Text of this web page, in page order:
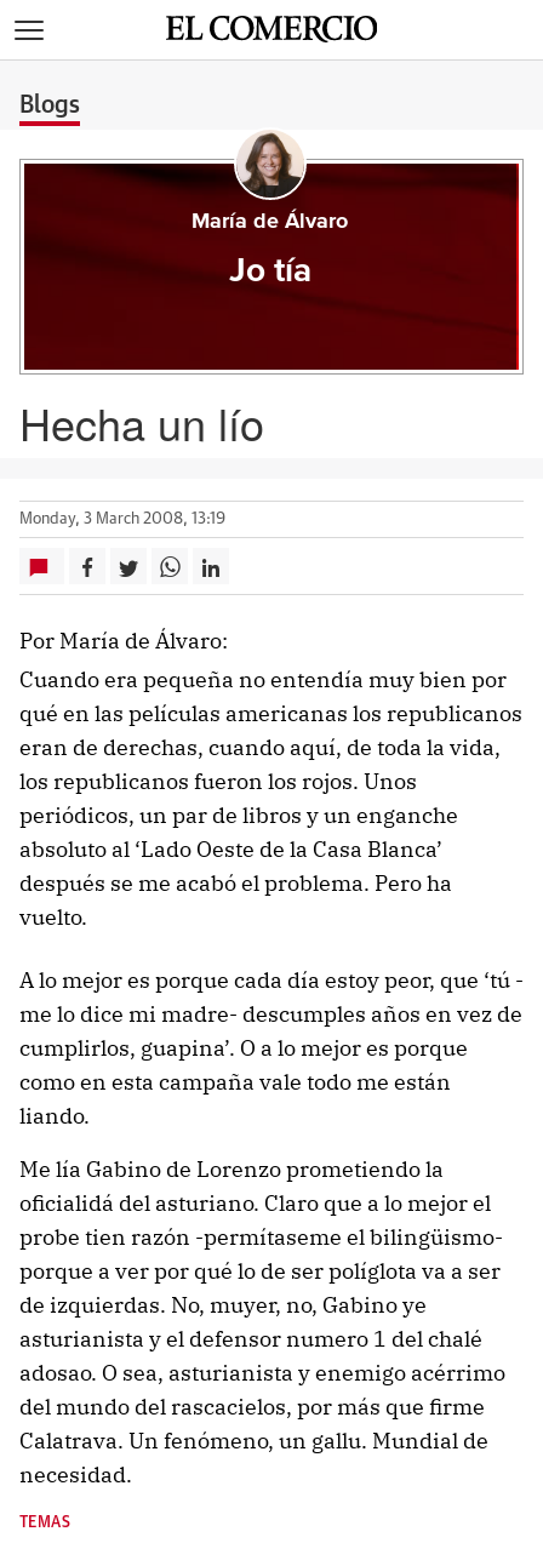
Blogs
María de Álvaro
Jo tía
Hecha un lío
Monday, 3 March 2008, 13:19
Por María de Álvaro:
Cuando era pequeña no entendía muy bien por
qué en las películas americanas los republicanos
eran de derechas, cuando aquí, de toda la vida,
los republicanos fueron los rojos. Unos
periódicos, un par de libros y un enganche
absoluto al ‘Lado Oeste de la Casa Blanca’
después se me acabó el problema. Pero ha
vuelto.
A lo mejor es porque cada día estoy peor, que ‘tú -
me lo dice mi madre- descumples años en vez de
cumplirlos, guapina’. O a lo mejor es porque
como en esta campaña vale todo me están
liando.
Me lía Gabino de Lorenzo prometiendo la
oficialidá del asturiano. Claro que a lo mejor el
probe tien razón -permítaseme el bilingüismo-
porque a ver por qué lo de ser políglota va a ser
de izquierdas. No, muyer, no, Gabino ye
asturianista y el defensor numero 1 del chalé
adosao. O sea, asturianista y enemigo acérrimo
del mundo del rascacielos, por más que firme
Calatrava. Un fenómeno, un gallu. Mundial de
necesidad.
TEMAS